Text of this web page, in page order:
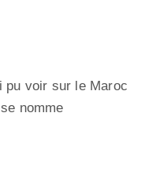
pu voir sur le Maroc
nomme